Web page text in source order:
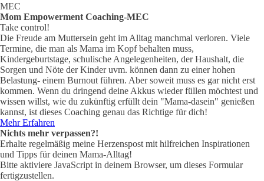
MEC
Mom Empowerment Coaching-MEC
Take control!
Die Freude am Muttersein geht im Alltag manchmal verloren. Viele
Termine, die man als Mama im Kopf behalten muss,
Kindergeburtstage, schulische Angelegenheiten, der Haushalt, die
Sorgen und Nöte der Kinder uvm. können dann zu einer hohen
Belastung- einem Burnout führen. Aber soweit muss es gar nicht erst
kommen. Wenn du dringend deine Akkus wieder füllen möchtest und
wissen willst, wie du zukünftig erfüllt dein "Mama-dasein" genießen
kannst, ist dieses Coaching genau das Richtige für dich!
Mehr Erfahren
Nichts mehr verpassen?!
Erhalte regelmäßig meine Herzenspost mit hilfreichen Inspirationen
und Tipps für deinen Mama-Alltag!
Bitte aktiviere JavaScript in deinem Browser, um dieses Formular
fertigzustellen.